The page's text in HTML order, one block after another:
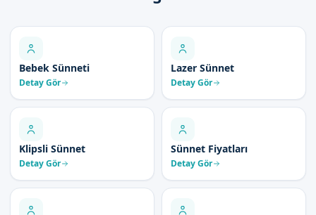
Bebek Sünneti
Detay Gör
Lazer Sünnet
Detay Gör
Klipsli Sünnet
Detay Gör
Sünnet Fiyatları
Detay Gör